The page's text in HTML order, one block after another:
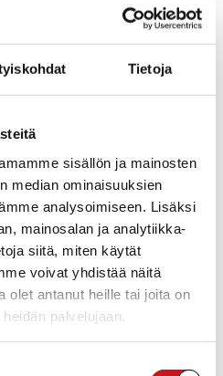
Tietoja
sisällön ja mainosten
median ominaisuuksien
analysoimiseen. Lisäksi
mainosalan ja analytiikka-
siitä, miten käytät
voivat yhdistää näitä
olet antanut heille tai joita on
palvelujaan.
valitaan joka
opettajan kanssa.
oppilaiden äänitorvena,
aloitteita ja ehdotuksia
kokouksen käsittelyyn.
mukana päättämässä
liittyvistä asioista. Sen
järjestää
teemapäiviä tai
koulupäivien
toimiminen on